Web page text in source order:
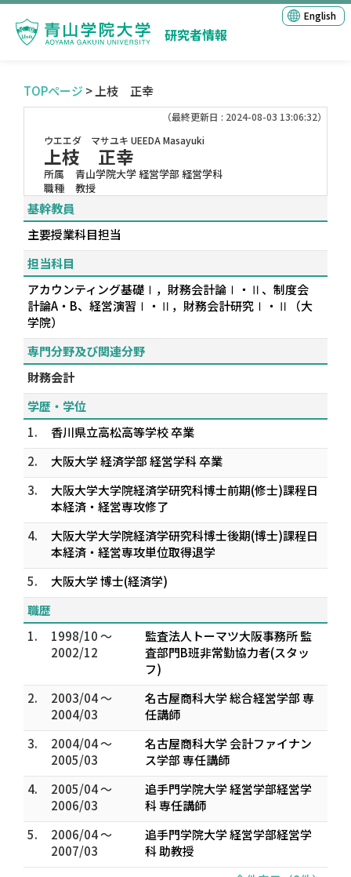
研究者情報
English
TOPページ > 上枝 正幸
（最終更新日 : 2024-08-03 13:06:32）
ウエエダ マサユキ UEEDA Masayuki
上枝 正幸
所属
青山学院大学 経営学部 経営学科
職種
教授
基幹教員
主要授業科目担当
担当科目
アカウンティング基礎Ⅰ，財務会計論Ⅰ・Ⅱ、制度会
計論A・B、経営演習Ⅰ・Ⅱ，財務会計研究Ⅰ・Ⅱ（大
学院）
専門分野及び関連分野
財務会計
学歴・学位
1.
香川県立高松高等学校 卒業
2.
大阪大学 経済学部 経営学科 卒業
3.
大阪大学大学院経済学研究科博士前期(修士)課程日
本経済・経営専攻修了
4.
大阪大学大学院経済学研究科博士後期(博士)課程日
本経済・経営専攻単位取得退学
5.
大阪大学 博士(経済学)
職歴
1.
1998/10 ～
2002/12
監査法人トーマツ大阪事務所 監
査部門B班非常勤協力者(スタッ
フ)
2.
2003/04 ～
2004/03
名古屋商科大学 総合経営学部 専
任講師
3.
2004/04 ～
2005/03
名古屋商科大学 会計ファイナン
ス学部 専任講師
4.
2005/04 ～
2006/03
追手門学院大学 経営学部経営学
科 専任講師
5.
2006/04 ～
2007/03
追手門学院大学 経営学部経営学
科 助教授